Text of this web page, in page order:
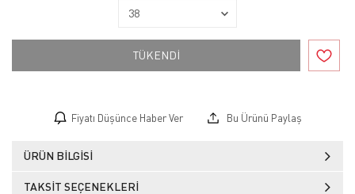
TÜKENDİ
Fiyatı Düşünce Haber Ver Bu Ürünü Paylaş
ÜRÜN BILGISI
TAKSIT SEÇENEKLERI